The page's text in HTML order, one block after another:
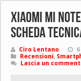
Xiaomi Mi
scheda
Ciro Lentano
Recensioni,
Lascia un